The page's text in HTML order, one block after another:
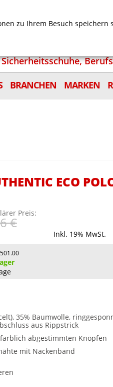
Sicherheitsschuhe,
BRANCHEN MARKEN
ECO
Preis:
€
Inkl. 19% MwSt.
35% Baumwolle,
aus Rippstrick
abgestimmten Knöpfen
mit Nackenband
zu Ihrem Besuch speichern